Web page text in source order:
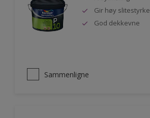
Gir høy slitestyrke
God dekkevne
Sammenligne